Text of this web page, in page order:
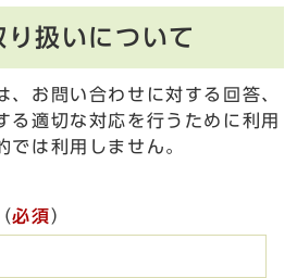
扱いについて
、お問い合わせに対する回答、
る適切な対応を行うために利用
では利用しません。
（必須）